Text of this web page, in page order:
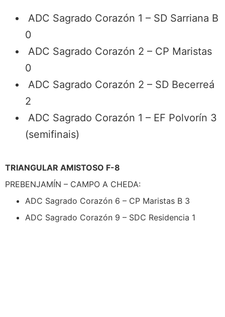
ADC Sagrado Corazón 1 – SD Sarriana B
0
ADC Sagrado Corazón 2 – CP Maristas
0
ADC Sagrado Corazón 2 – SD Becerreá
2
ADC Sagrado Corazón 1 – EF Polvorín 3
(semifinais)
TRIANGULAR AMISTOSO F-8
PREBENJAMÍN – CAMPO A CHEDA:
ADC Sagrado Corazón 6 – CP Maristas B 3
ADC Sagrado Corazón 9 – SDC Residencia 1